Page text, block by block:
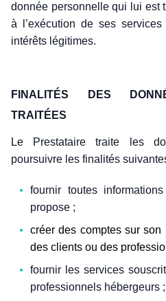
donnée personnelle qui lui est
à l’exécution de ses
intérêts légitimes.
FINALITÉS DES
TRAITÉES
Le Prestataire traite les
poursuivre les finalités
fournir toutes
propose ;
créer des comptes sur
des clients ou des
fournir les services
professionnels hébergeurs ;